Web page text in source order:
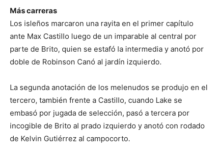
Más carreras
Los isleños marcaron una rayita en el primer capítulo
ante Max Castillo luego de un imparable al central por
parte de Brito, quien se estafó la intermedia y anotó por
doble de Robinson Canó al jardín izquierdo.
La segunda anotación de los melenudos se produjo en el
tercero, también frente a Castillo, cuando Lake se
embasó por jugada de selección, pasó a tercera por
incogible de Brito al prado izquierdo y anotó con rodado
de Kelvin Gutiérrez al campocorto.